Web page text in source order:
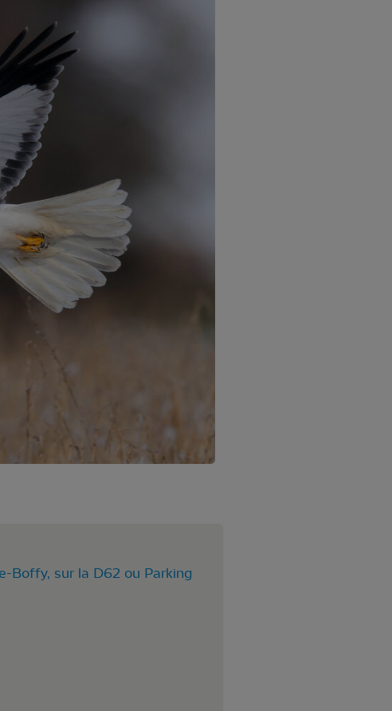
Boffy, sur la D62 ou Parking